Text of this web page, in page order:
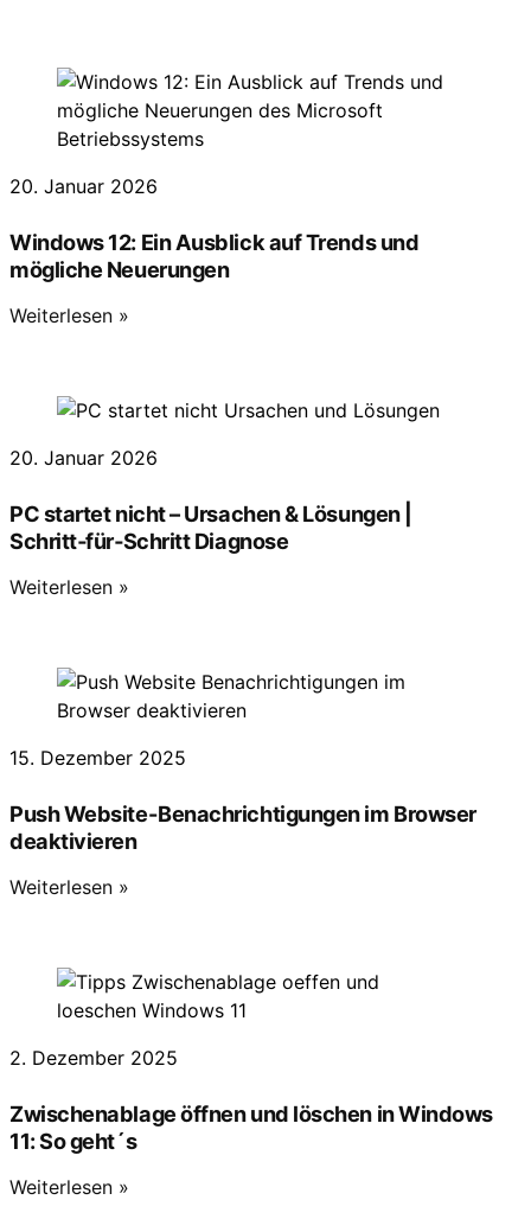
20. Januar 2026
Windows 12: Ein Ausblick auf Trends und
mögliche Neuerungen
Weiterlesen »
20. Januar 2026
PC startet nicht – Ursachen & Lösungen |
Schritt‑für‑Schritt Diagnose
Weiterlesen »
15. Dezember 2025
Push Website-Benachrichtigungen im Browser
deaktivieren
Weiterlesen »
2. Dezember 2025
Zwischenablage öffnen und löschen in Windows
11: So geht´s
Weiterlesen »